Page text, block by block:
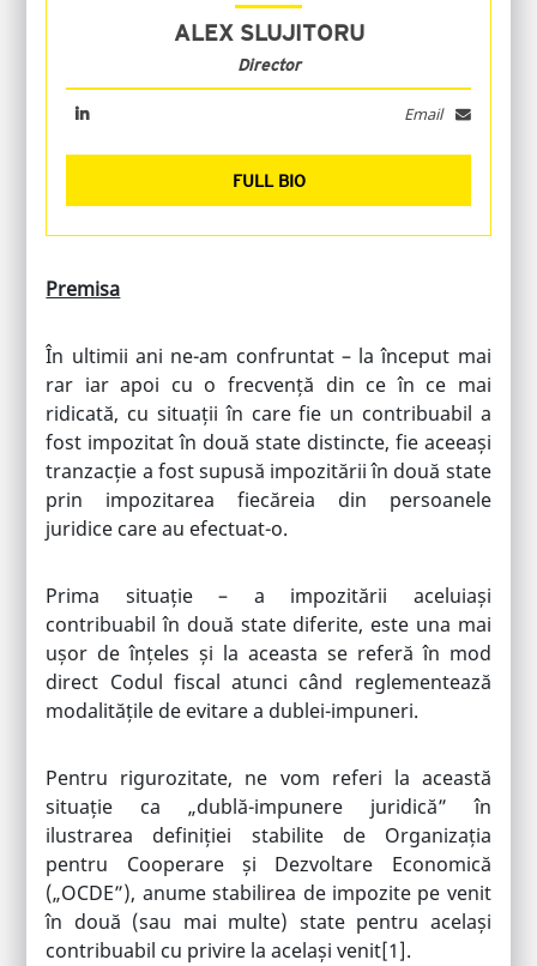
ALEX SLUJITORU
Director
Email
FULL BIO
Premisa
În ultimii ani ne-am confruntat – la început mai
rar iar apoi cu o frecvență din ce în ce mai
ridicată, cu situații în care fie un contribuabil a
fost impozitat în două state distincte, fie aceeași
tranzacție a fost supusă impozitării în două state
prin impozitarea fiecăreia din persoanele
juridice care au efectuat-o.
Prima situație – a impozitării aceluiași
contribuabil în două state diferite, este una mai
ușor de înțeles și la aceasta se referă în mod
direct Codul fiscal atunci când reglementează
modalitățile de evitare a dublei-impuneri.
Pentru rigurozitate, ne vom referi la această
situație ca „dublă-impunere juridică” în
ilustrarea definiției stabilite de Organizația
pentru Cooperare și Dezvoltare Economică
(„OCDE”), anume stabilirea de impozite pe venit
în două (sau mai multe) state pentru același
contribuabil cu privire la același venit[1].